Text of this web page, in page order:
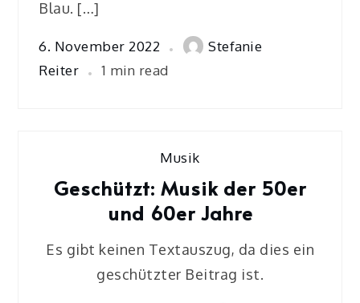
Blau. […]
6. November 2022
Stefanie
Reiter
1 min read
Musik
Geschützt: Musik der 50er
und 60er Jahre
Es gibt keinen Textauszug, da dies ein
geschützter Beitrag ist.